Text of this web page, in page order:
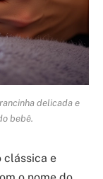
delicada e
bebê.
clássica e